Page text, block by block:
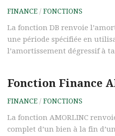
FINANCE / FONCTIONS
La fonction DB renvoie
une période spécifiée en
l’amortissement dégressif à
Fonction Finance
FINANCE / FONCTIONS
La fonction AMORLINC
complet d’un bien à la fin